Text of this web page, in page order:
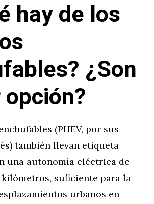
hay de los
¿Son
(PHEV, por sus
también llevan etiqueta
una autonomía eléctrica de
suficiente para la
urbanos en